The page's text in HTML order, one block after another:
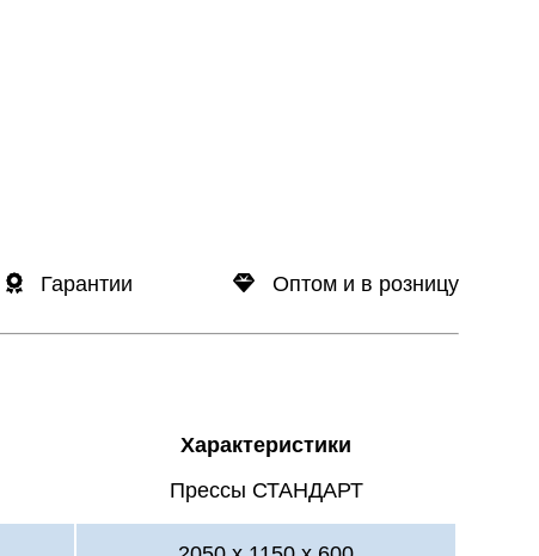
Гарантии Оптом и в розницу
Характеристики
Прессы СТАНДАРТ